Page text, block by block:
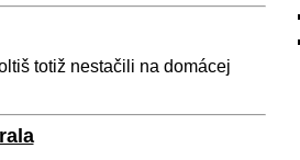
totiž nestačili na domácej